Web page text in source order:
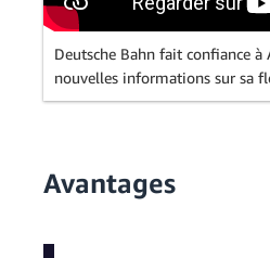
Deutsche Bahn fait confiance à
nouvelles informations sur sa
Avantages